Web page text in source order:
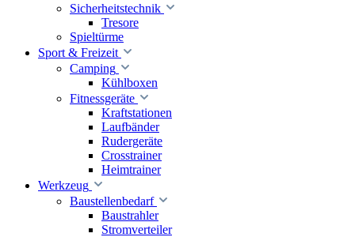
Sicherheitstechnik
Tresore
Spieltürme
Sport & Freizeit
Camping
Kühlboxen
Fitnessgeräte
Kraftstationen
Laufbänder
Rudergeräte
Crosstrainer
Heimtrainer
Werkzeug
Baustellenbedarf
Baustrahler
Stromverteiler